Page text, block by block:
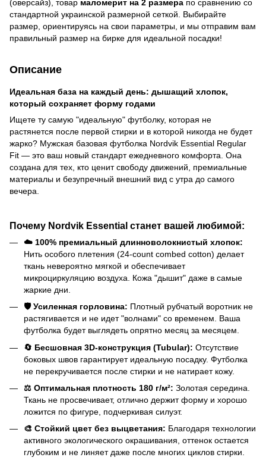
(оверсайз), товар маломерит на 2 размера по сравнению со
стандартной украинской размерной сеткой. Выбирайте
размер, ориентируясь на свои параметры, и мы отправим вам
правильный размер на бирке для идеальной посадки!
Описание
Идеальная база на каждый день: дышащий хлопок,
который сохраняет форму годами
Ищете ту самую "идеальную" футболку, которая не
растянется после первой стирки и в которой никогда не будет
жарко? Мужская базовая футболка Nordvik Essential Regular
Fit — это ваш новый стандарт ежедневного комфорта. Она
создана для тех, кто ценит свободу движений, премиальные
материалы и безупречный внешний вид с утра до самого
вечера.
Почему Nordvik Essential станет вашей любимой:
☁️ 100% премиальный длинноволокнистый хлопок:
Нить особого плетения (24-count combed cotton) делает
ткань невероятно мягкой и обеспечивает
микроциркуляцию воздуха. Кожа "дышит" даже в самые
жаркие дни.
🛡️ Усиленная горловина: Плотный рубчатый воротник не
растягивается и не идет "волнами" со временем. Ваша
футболка будет выглядеть опрятно месяц за месяцем.
🔄 Бесшовная 3D-конструкция (Tubular): Отсутствие
боковых швов гарантирует идеальную посадку. Футболка
не перекручивается после стирки и не натирает кожу.
⚖️ Оптимальная плотность 180 г/м²: Золотая середина.
Ткань не просвечивает, отлично держит форму и хорошо
ложится по фигуре, подчеркивая силуэт.
🎨 Стойкий цвет без выцветания: Благодаря технологии
активного экологического окрашивания, оттенок остается
глубоким и не линяет даже после многих циклов стирки.